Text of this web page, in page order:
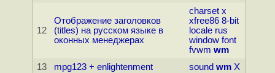
12
Отображение заголовков
(titles) на русском языке в
оконных менеджерах
charset x
xfree86 8-bit
locale rus
window font
fvwm wm
13
mpg123 + enlightenment sound wm X